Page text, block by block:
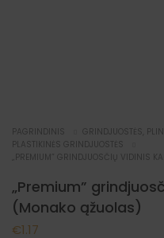
PAGRINDINIS
GRINDJUOSTĖS,
PLASTIKINĖS GRINDJUOSTĖS
„PREMIUM” GRINDJUOSČIŲ VIDINIS
„Premium”
(Monako ąžuolas)
€1.17